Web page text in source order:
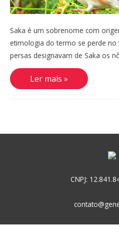
Saka é um sobrenome com
etimologia do termo se perde
persas designavam de Saka os
Saka
Ler mais »
CNPJ: